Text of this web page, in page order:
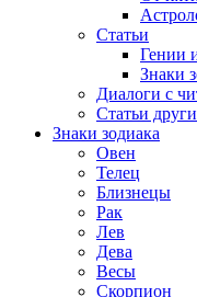
Статьи
Гении
Знаки
Диалоги с
Статьи
Знаки зодиака
Овен
Телец
Близнецы
Рак
Лев
Дева
Весы
Скорпион